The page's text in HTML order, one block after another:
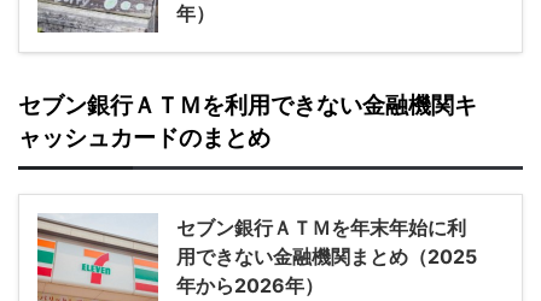
年）
セブン銀行ＡＴＭを利用できない金融機関キ
ャッシュカードのまとめ
セブン銀行ＡＴＭを年末年始に利
用できない金融機関まとめ（2025
年から2026年）